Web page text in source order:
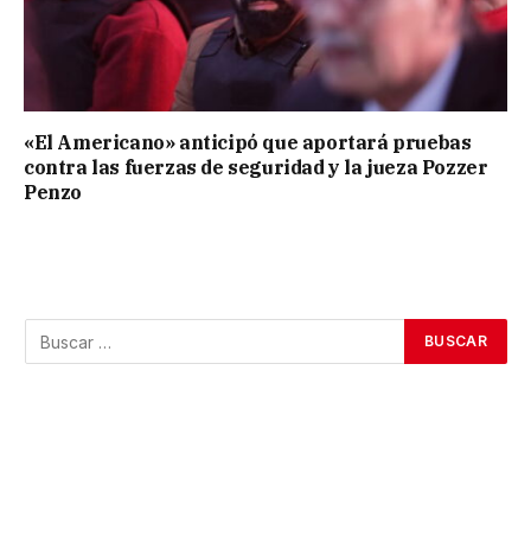
«El Americano» anticipó que aportará pruebas
contra las fuerzas de seguridad y la jueza Pozzer
Penzo